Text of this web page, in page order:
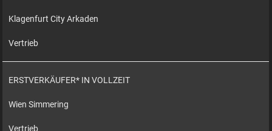
Klagenfurt City Arkaden
Vertrieb
ERSTVERKÄUFER* IN VOLLZEIT
Wien Simmering
Vertrieb